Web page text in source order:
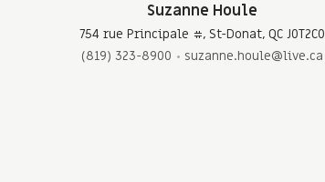
Suzanne Houle
754 rue Principale #, St-Donat, QC J0T2C0
(819) 323-8900
suzanne.houle@live.ca